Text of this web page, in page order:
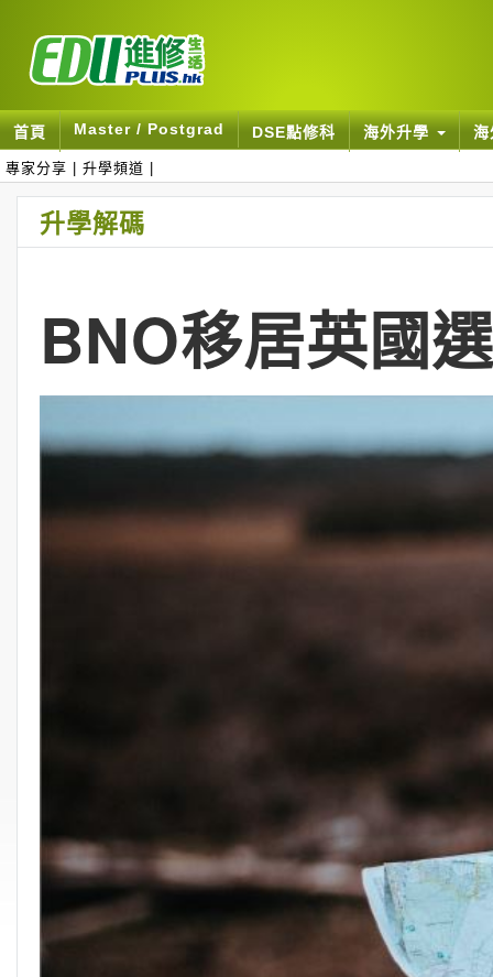
首頁 Master / Postgrad DSE點修科 海外升學
專家分享 升學頻道
升學解碼
BNO移居英國